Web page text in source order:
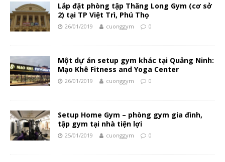
Lắp đặt phòng tập Thăng Long Gym (cơ sở
2) tại TP Việt Trì, Phú Thọ
26/01/2019 cuonggym 0
Một dự án setup gym khác tại Quảng Ninh:
Mạo Khê Fitness and Yoga Center
26/01/2019 cuonggym 0
Setup Home Gym – phòng gym gia đình,
tập gym tại nhà tiện lợi
25/01/2019 cuonggym 0